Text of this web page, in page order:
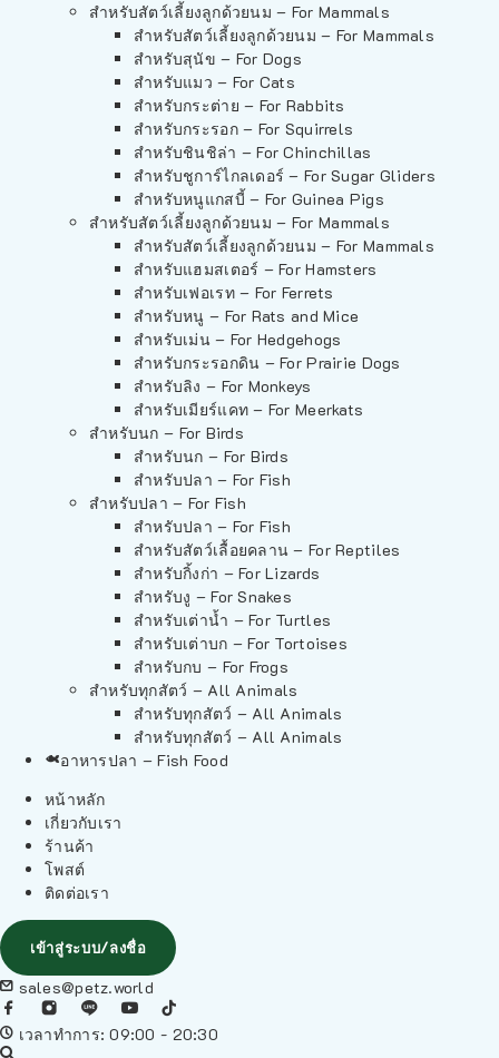
สำหรับสัตว์เลี้ยงลูกด้วยนม – For Mammals
สำหรับสัตว์เลี้ยงลูกด้วยนม – For Mammals
สำหรับสุนัข – For Dogs
สำหรับแมว – For Cats
สำหรับกระต่าย – For Rabbits
สำหรับกระรอก – For Squirrels
สำหรับชินชิล่า – For Chinchillas
สำหรับชูการ์ไกลเดอร์ – For Sugar Gliders
สำหรับหนูแกสบี้ – For Guinea Pigs
สำหรับสัตว์เลี้ยงลูกด้วยนม – For Mammals
สำหรับสัตว์เลี้ยงลูกด้วยนม – For Mammals
สำหรับแฮมสเตอร์ – For Hamsters
สำหรับเฟอเรท – For Ferrets
สำหรับหนู – For Rats and Mice
สำหรับเม่น – For Hedgehogs
สำหรับกระรอกดิน – For Prairie Dogs
สำหรับลิง – For Monkeys
สำหรับเมียร์แคท – For Meerkats
สำหรับนก – For Birds
สำหรับนก – For Birds
สำหรับปลา – For Fish
สำหรับปลา – For Fish
สำหรับปลา – For Fish
สำหรับสัตว์เลื้อยคลาน – For Reptiles
สำหรับกิ้งก่า – For Lizards
สำหรับงู – For Snakes
สำหรับเต่าน้ำ – For Turtles
สำหรับเต่าบก – For Tortoises
สำหรับกบ – For Frogs
สำหรับทุกสัตว์ – All Animals
สำหรับทุกสัตว์ – All Animals
สำหรับทุกสัตว์ – All Animals
อาหารปลา – Fish Food
หน้าหลัก
เกี่ยวกับเรา
ร้านค้า
โพสต์
ติดต่อเรา
เข้าสู่ระบบ/ลงชื่อ
sales@petz.world
เวลาทำการ: 09:00 - 20:30